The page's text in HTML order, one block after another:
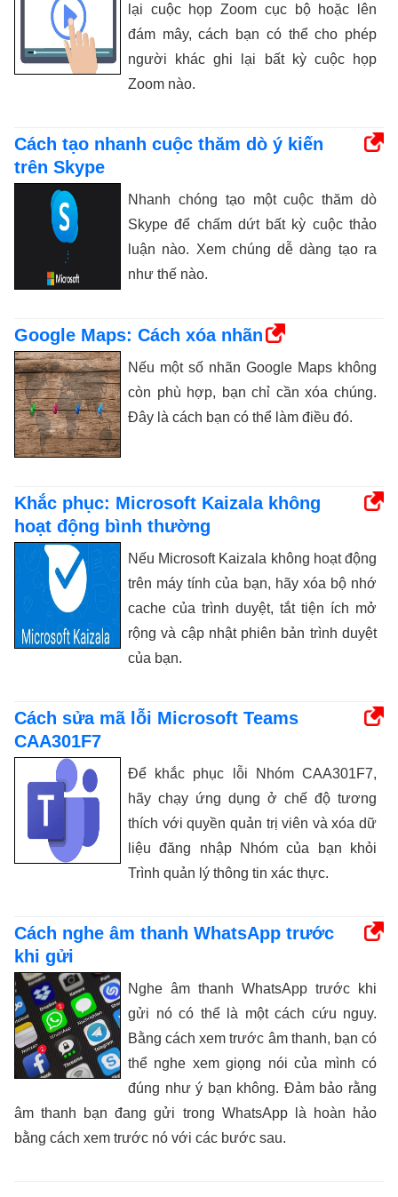
lại cuộc họp Zoom cục bộ hoặc lên
đám mây, cách bạn có thể cho phép
người khác ghi lại bất kỳ cuộc họp
Zoom nào.
Cách tạo nhanh cuộc thăm dò ý kiến ​​
trên Skype
Nhanh chóng tạo một cuộc thăm dò
Skype để chấm dứt bất kỳ cuộc thảo
luận nào. Xem chúng dễ dàng tạo ra
như thế nào.
Google Maps: Cách xóa nhãn
Nếu một số nhãn Google Maps không
còn phù hợp, bạn chỉ cần xóa chúng.
Đây là cách bạn có thể làm điều đó.
Khắc phục: Microsoft Kaizala không
hoạt động bình thường
Nếu Microsoft Kaizala không hoạt động
trên máy tính của bạn, hãy xóa bộ nhớ
cache của trình duyệt, tắt tiện ích mở
rộng và cập nhật phiên bản trình duyệt
của bạn.
Cách sửa mã lỗi Microsoft Teams
CAA301F7
Để khắc phục lỗi Nhóm CAA301F7,
hãy chạy ứng dụng ở chế độ tương
thích với quyền quản trị viên và xóa dữ
liệu đăng nhập Nhóm của bạn khỏi
Trình quản lý thông tin xác thực.
Cách nghe âm thanh WhatsApp trước
khi gửi
Nghe âm thanh WhatsApp trước khi
gửi nó có thể là một cách cứu nguy.
Bằng cách xem trước âm thanh, bạn có
thể nghe xem giọng nói của mình có
đúng như ý bạn không. Đảm bảo rằng
âm thanh bạn đang gửi trong WhatsApp là hoàn hảo
bằng cách xem trước nó với các bước sau.